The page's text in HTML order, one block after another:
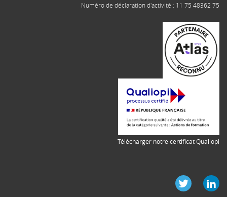
Numéro de déclaration d'activité : 11 75 48362 75
Télécharger notre certificat Qualiopi